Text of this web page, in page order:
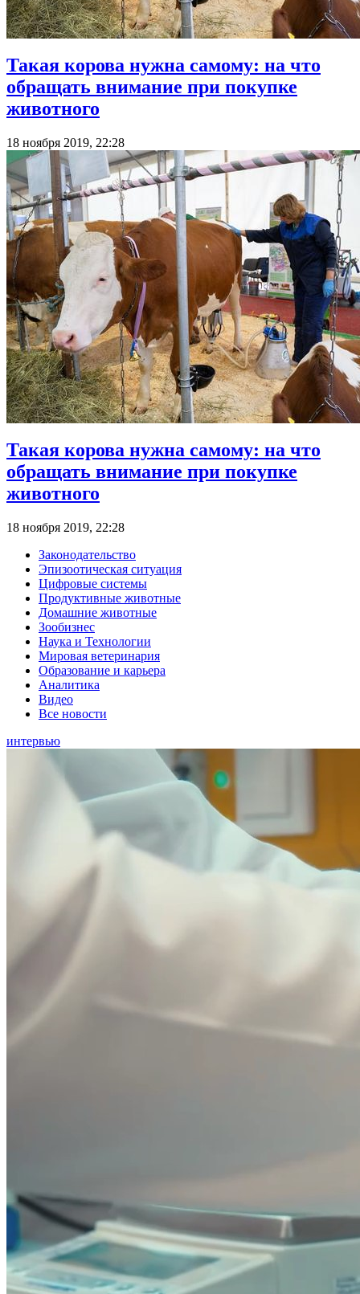
Такая корова нужна самому: на что
обращать внимание при покупке
животного
18 ноября 2019, 22:28
Такая корова нужна самому: на что
обращать внимание при покупке
животного
18 ноября 2019, 22:28
Законодательство
Эпизоотическая ситуация
Цифровые системы
Продуктивные животные
Домашние животные
Зообизнес
Наука и Технологии
Мировая ветеринария
Образование и карьера
Аналитика
Видео
Все новости
интервью